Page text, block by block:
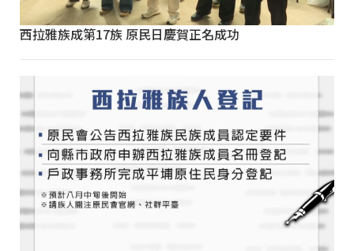
西拉雅族成第17族 原民日慶賀正名成功